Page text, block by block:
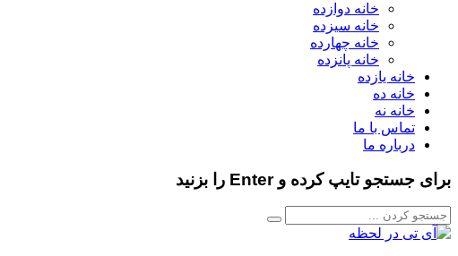
خانه دوازده
خانه سیزده
خانه چهارده
خانه پانزده
خانه یازده
خانه ده
خانه نه
تماس با ما
درباره ما
برای جستجو تایپ کرده و Enter را بزنید